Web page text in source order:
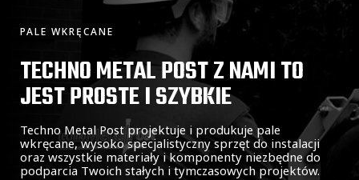
PALE WKRĘCANE
TECHNO METAL POST Z NAMI TO
JEST PROSTE I SZYBKIE
Techno Metal Post projektuje i produkuje pale
wkręcane, wysoko specjalistyczny sprzęt do instalacji
oraz wszystkie materiały i komponenty niezbędne do
podparcia Twoich stałych i tymczasowych projektów.